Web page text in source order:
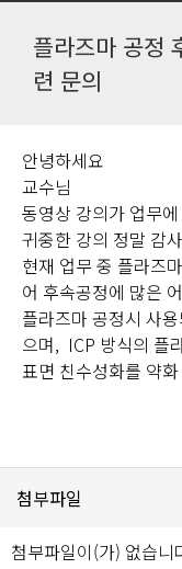
플라즈마 공정
련 문의
안녕하세요
교수님
동영상 강의가 업무
귀중한 강의 정말 감
현재 업무 중 플라즈
어 후속공정에 많은
플라즈마 공정시 사
으며, ICP 방식의 플
표면 친수성화를 약
첨부파일
첨부파일이(가) 없습니